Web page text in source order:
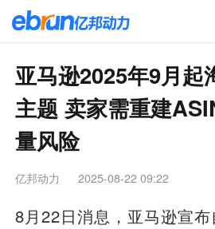
亚马逊2025年9月起
主题 卖家需重建
量风险
亿邦动力 2025-08-22 09:22
8月22日消息，亚马逊宣